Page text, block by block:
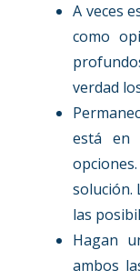
A veces
como
verdad
está en
solución.
las
Hagan
ambos